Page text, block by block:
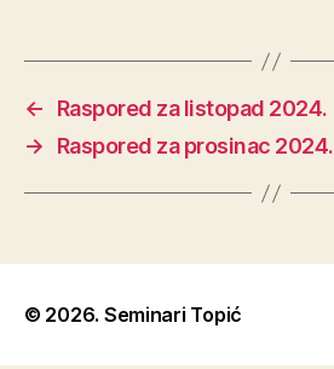
←
Raspored za listopad 2024.
→
Raspored za prosinac 2024.
© 2026. Seminari Topić